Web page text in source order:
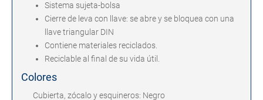
Sistema sujeta-bolsa
Cierre de leva con llave: se abre y se bloquea con una
llave triangular DIN
Contiene materiales reciclados.
Reciclable al final de su vida útil.
Colores
Cubierta, zócalo y esquineros: Negro